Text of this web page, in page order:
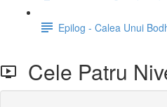
Epilog - Calea Unui
Cele Patru